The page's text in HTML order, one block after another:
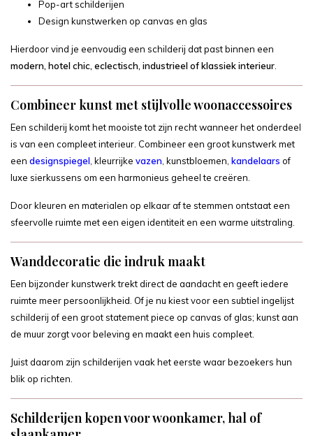
Pop-art schilderijen
Design kunstwerken op canvas en glas
Hierdoor vind je eenvoudig een schilderij dat past binnen een
modern, hotel chic, eclectisch, industrieel of klassiek interieur
Combineer kunst met stijlvolle woonaccessoires
Een schilderij komt het mooiste tot zijn recht wanneer het onderdeel
is van een compleet interieur. Combineer een groot kunstwerk met
een designspiegel , kleurrijke vazen , kunstbloemen, kandelaars of
luxe sierkussens om een harmonieus geheel te creëren.
Door kleuren en materialen op elkaar af te stemmen ontstaat een
sfeervolle ruimte met een eigen identiteit en een warme uitstraling.
Wanddecoratie die indruk maakt
Een bijzonder kunstwerk trekt direct de aandacht en geeft iedere
ruimte meer persoonlijkheid. Of je nu kiest voor een subtiel ingelijst
schilderij of een groot statement piece op canvas of glas; kunst aan
de muur zorgt voor beleving en maakt een huis compleet.
Juist daarom zijn schilderijen vaak het eerste waar bezoekers hun
blik op richten.
Schilderijen kopen voor woonkamer, hal of